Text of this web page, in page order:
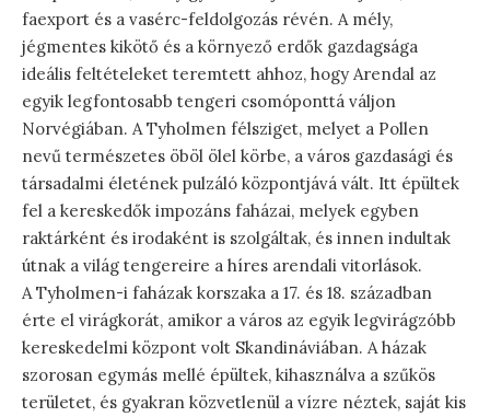
faexport és a vasérc-feldolgozás révén. A mély,
jégmentes kikötő és a környező erdők gazdagsága
ideális feltételeket teremtett ahhoz, hogy Arendal az
egyik legfontosabb tengeri csomóponttá váljon
Norvégiában. A Tyholmen félsziget, melyet a Pollen
nevű természetes öböl ölel körbe, a város gazdasági és
társadalmi életének pulzáló központjává vált. Itt épültek
fel a kereskedők impozáns faházai, melyek egyben
raktárként és irodaként is szolgáltak, és innen indultak
útnak a világ tengereire a híres arendali vitorlások.
A Tyholmen-i faházak korszaka a 17. és 18. században
érte el virágkorát, amikor a város az egyik legvirágzóbb
kereskedelmi központ volt Skandináviában. A házak
szorosan egymás mellé épültek, kihasználva a szűkös
területet, és gyakran közvetlenül a vízre néztek, saját kis